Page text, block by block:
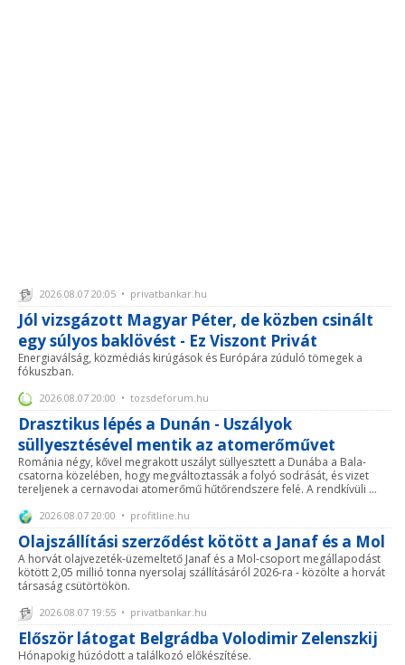
2026.08.07 20:05 • privatbankar.hu
Jól vizsgázott Magyar Péter, de közben csinált
egy súlyos baklövést - Ez Viszont Privát
Energiaválság, közmédiás kirúgások és Európára zúduló tömegek a
fókuszban.
2026.08.07 20:00 • tozsdeforum.hu
Drasztikus lépés a Dunán - Uszályok
süllyesztésével mentik az atomerőművet
Románia négy, kővel megrakott uszályt süllyesztett a Dunába a Bala-
csatorna közelében, hogy megváltoztassák a folyó sodrását, és vizet
tereljenek a cernavodai atomerőmű hűtőrendszere felé. A rendkívüli ...
2026.08.07 20:00 • profitline.hu
Olajszállítási szerződést kötött a Janaf és a Mol
A horvát olajvezeték-üzemeltető Janaf és a Mol-csoport megállapodást
kötött 2,05 millió tonna nyersolaj szállításáról 2026-ra - közölte a horvát
társaság csütörtökön.
2026.08.07 19:55 • privatbankar.hu
Először látogat Belgrádba Volodimir Zelenszkij
Hónapokig húzódott a találkozó előkészítése.